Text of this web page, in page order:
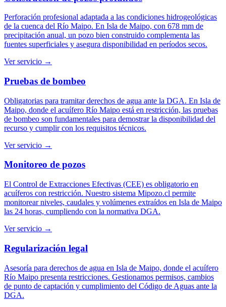
Perforación profesional adaptada a las condiciones hidrogeológicas
de la cuenca del Río Maipo. En Isla de Maipo, con 678 mm de
precipitación anual, un pozo bien construido complementa las
fuentes superficiales y asegura disponibilidad en períodos secos.
Ver servicio →
Pruebas de bombeo
Obligatorias para tramitar derechos de agua ante la DGA. En Isla de
Maipo, donde el acuífero Río Maipo está en restricción, las pruebas
de bombeo son fundamentales para demostrar la disponibilidad del
recurso y cumplir con los requisitos técnicos.
Ver servicio →
Monitoreo de pozos
El Control de Extracciones Efectivas (CEE) es obligatorio en
acuíferos con restricción. Nuestro sistema Mipozo.cl permite
monitorear niveles, caudales y volúmenes extraídos en Isla de Maipo
las 24 horas, cumpliendo con la normativa DGA.
Ver servicio →
Regularización legal
Asesoría para derechos de agua en Isla de Maipo, donde el acuífero
Río Maipo presenta restricciones. Gestionamos permisos, cambios
de punto de captación y cumplimiento del Código de Aguas ante la
DGA.